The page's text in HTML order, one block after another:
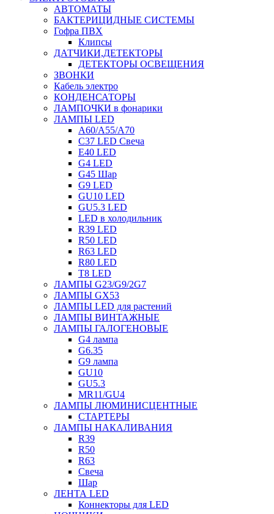
АВТОМАТЫ
БАКТЕРИЦИДНЫЕ СИСТЕМЫ
Гофра ПВХ
Клипсы
ДАТЧИКИ,ДЕТЕКТОРЫ
ДЕТЕКТОРЫ ОСВЕЩЕНИЯ
ЗВОНКИ
Кабель электро
КОНДЕНСАТОРЫ
ЛАМПОЧКИ в фонарики
ЛАМПЫ LED
A60/A55/A70
C37 LED Свеча
E40 LED
G4 LED
G45 Шар
G9 LED
GU10 LED
GU5.3 LED
LED в холодильник
R39 LED
R50 LED
R63 LED
R80 LED
T8 LED
ЛАМПЫ G23/G9/2G7
ЛАМПЫ GX53
ЛАМПЫ LED для растений
ЛАМПЫ ВИНТАЖНЫЕ
ЛАМПЫ ГАЛОГЕНОВЫЕ
G4 лампа
G6.35
G9 лампа
GU10
GU5.3
MR11/GU4
ЛАМПЫ ЛЮМИНИСЦЕНТНЫЕ
СТАРТЕРЫ
ЛАМПЫ НАКАЛИВАНИЯ
R39
R50
R63
Свеча
Шар
ЛЕНТА LED
Коннекторы для LED